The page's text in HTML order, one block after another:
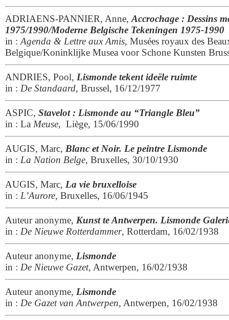
ADRIAENS-PANNIER, Anne, Accrochage : Dessins
1975/1990/Moderne Belgische Tekeningen 1975-1990
in : Agenda & Lettre aux Amis, Musées royaux des
Belgique/Koninklijke Musea voor Schone Kunsten
ANDRIES, Pool, Lismonde tekent ideële ruimte
in : De Standaard, Brussel, 16/12/1977
ASPIC, Stavelot : Lismonde au “Triangle Bleu”
in : La Meuse, Liège, 15/06/1990
AUGIS, Marc, Blanc et Noir. Le peintre Lismonde
in : La Nation Belge, Bruxelles, 30/10/1930
AUGIS, Marc, La vie bruxelloise
in : L’Aurore, Bruxelles, 16/06/1945
Auteur anonyme, Kunst te Antwerpen. Lismonde
in : De Nieuwe Rotterdammer, Rotterdam, 16/02/1938
Auteur anonyme, Lismonde
in : De Nieuwe Gazet, Antwerpen, 16/02/1938
Auteur anonyme, Lismonde
in : De Gazet van Antwerpen, Antwerpen, 16/02/1938